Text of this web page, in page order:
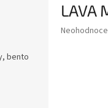
bento
LAVA
Průměrné